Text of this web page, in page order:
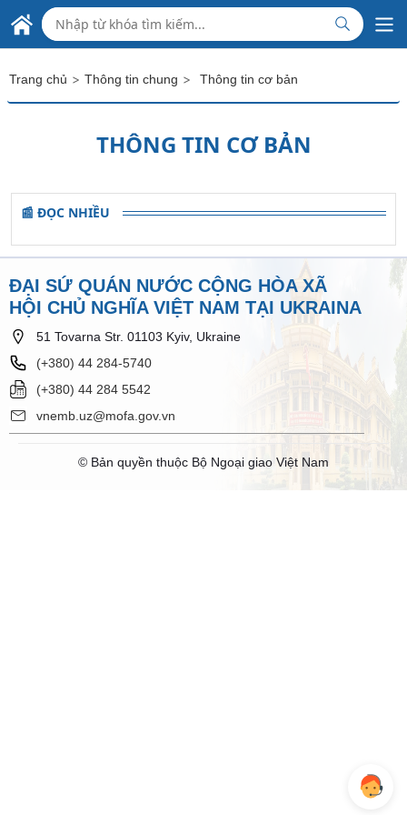
Skip to Main Content
ĐẠI SỨ QUÁN VIỆT NAM
TẠI UKRAINA
Trang chủ > Thông tin chung > Thông tin cơ bản
THÔNG TIN CƠ BẢN
📰 ĐỌC NHIỀU
ĐẠI SỨ QUÁN NƯỚC CỘNG HÒA XÃ
HỘI CHỦ NGHĨA VIỆT NAM TẠI UKRAINA
51 Tovarna Str. 01103 Kyiv, Ukraine
(+380) 44 284-5740
(+380) 44 284 5542
vnemb.uz@mofa.gov.vn
© Bản quyền thuộc Bộ Ngoại giao Việt Nam